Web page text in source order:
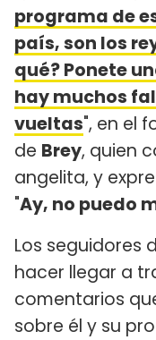
programa de
país, son los
qué? Ponete
hay muchos
vueltas", en el
de Brey, quien
angelita, y
"Ay, no puedo
Los seguidores
hacer llegar a
comentarios
sobre él y su